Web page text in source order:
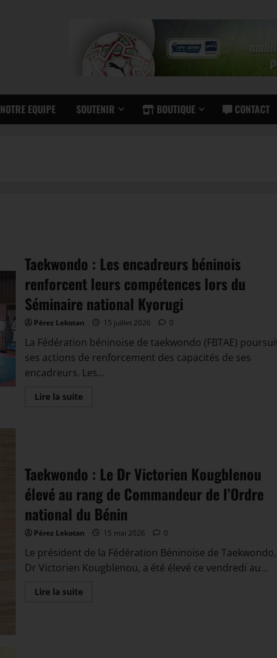
NOTRE EQUIPE SOUTENIR BOUTIQUE CONTACT
Taekwondo : Les encadreurs béninois
renforcent leurs compétences lors du
Séminaire national Kyorugi
Pérez Lekotan 15 juillet 2026 0
La Fédération béninoise de taekwondo (FBTAE)
ses actions de renforcement des capacités de ses
encadreurs. Les...
Lire la suite
Taekwondo : Le Dr Victorien Kougblenou
élevé au rang de Commandeur de l’Ordre
national du Bénin
Pérez Lekotan 15 mai 2026 0
Le président de la Fédération Béninoise de Taekwondo,
Dr Victorien Kougblenou, a été élevé ce vendredi au...
Lire la suite